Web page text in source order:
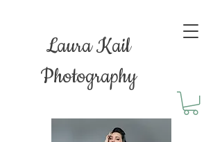
Laura Kail
Photography